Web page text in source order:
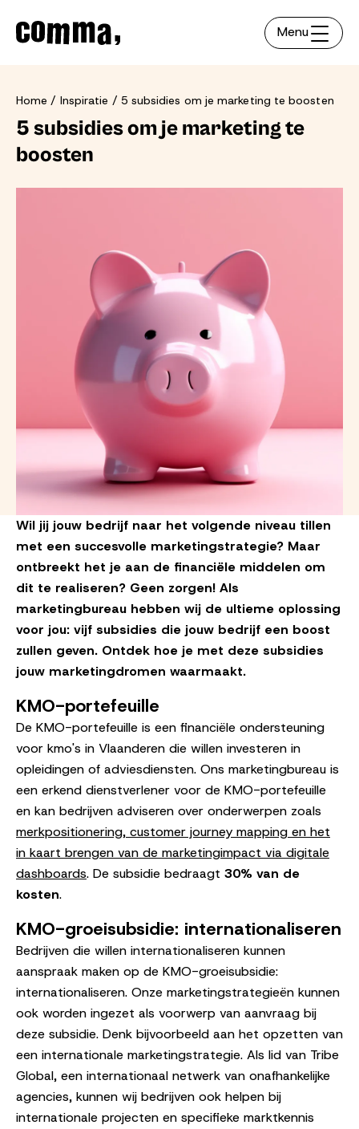
Menu
Home Inspiratie 5 subsidies om je marketing te boosten
5 subsidies om je marketing te
boosten
Wil jij jouw bedrijf naar het volgende niveau tillen
met een succesvolle marketingstrategie? Maar
ontbreekt het je aan de financiële middelen om
dit te realiseren? Geen zorgen! Als
marketingbureau hebben wij de ultieme oplossing
voor jou: vijf subsidies die jouw bedrijf een boost
zullen geven. Ontdek hoe je met deze subsidies
jouw marketingdromen waarmaakt.
KMO-portefeuille
De KMO-portefeuille is een financiële ondersteuning
voor kmo's in Vlaanderen die willen investeren in
opleidingen of adviesdiensten. Ons marketingbureau is
een erkend dienstverlener voor de KMO-portefeuille
en kan bedrijven adviseren over onderwerpen zoals
merkpositionering, customer journey mapping en het
in kaart brengen van de marketingimpact via digitale
dashboards. De subsidie bedraagt 30% van de
kosten.
KMO-groeisubsidie: internationaliseren
Bedrijven die willen internationaliseren kunnen
aanspraak maken op de KMO-groeisubsidie:
internationaliseren. Onze marketingstrategieën kunnen
ook worden ingezet als voorwerp van aanvraag bij
deze subsidie. Denk bijvoorbeeld aan het opzetten van
een internationale marketingstrategie. Als lid van Tribe
Global, een internationaal netwerk van onafhankelijke
agencies, kunnen wij bedrijven ook helpen bij
internationale projecten en specifieke marktkennis